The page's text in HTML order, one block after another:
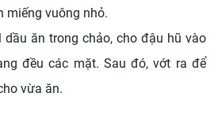
miếng vuông nhỏ.
ăn trong chảo, cho đậu hũ vào
đều các mặt. Sau đó, vớt ra để
vừa ăn.